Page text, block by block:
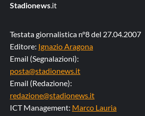
Stadionews.it
Testata giornalistica n°8 del 27.04.2007
Editore: Ignazio Aragona
Email (Segnalazioni):
posta@stadionews.it
Email (Redazione):
redazione@stadionews.it
ICT Management: Marco Lauria